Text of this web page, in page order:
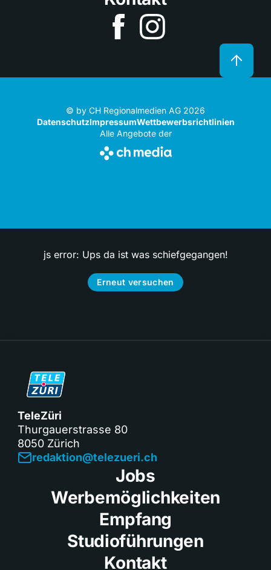
© by CH Regionalmedien AG 2026
DatenschutzImpressumWettbewerbsrichtlinien
Alle Angebote der
js error: Ups da ist was schiefgegangen!
Erneut versuchen
TeleZüri
Thurgauerstrasse 80
8050 Zürich
redaktion@telezueri.ch
Jobs
Werbemöglichkeiten
Empfang
Studioführungen
Kontakt